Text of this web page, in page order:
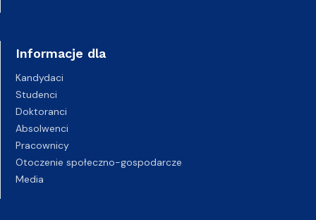
Informacje dla
Kandydaci
Studenci
Doktoranci
Absolwenci
Pracownicy
Otoczenie społeczno-gospodarcze
Media